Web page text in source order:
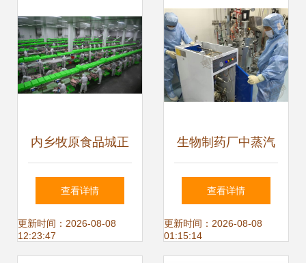
内乡牧原食品城正
式投入运行 一期投
资5亿元，年屠宰
查看详情
更新时间：2026-08-08
12:23:47
生物制药厂中蒸汽
辅助川贝枇杷膏生
产的生物技术开发
查看详情
更新时间：2026-08-08
01:15:14